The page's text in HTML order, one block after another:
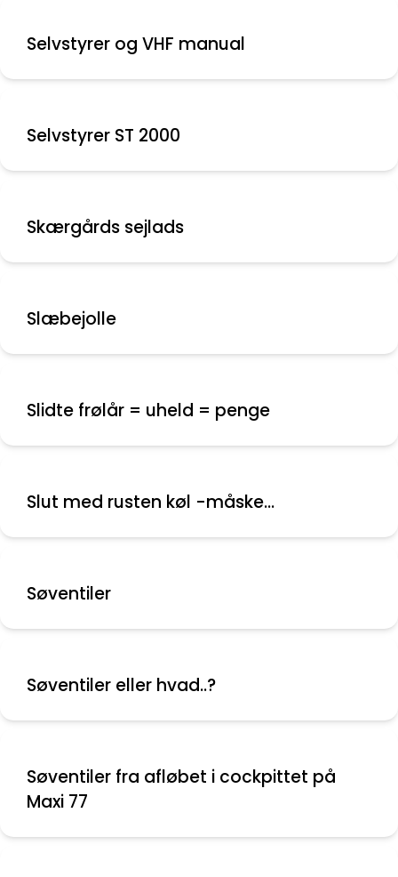
Selvstyrer og VHF manual
Selvstyrer ST 2000
Skærgårds sejlads
Slæbejolle
Slidte frølår = uheld = penge
Slut med rusten køl -måske...
Søventiler
Søventiler eller hvad..?
Søventiler fra afløbet i cockpittet på
Maxi 77